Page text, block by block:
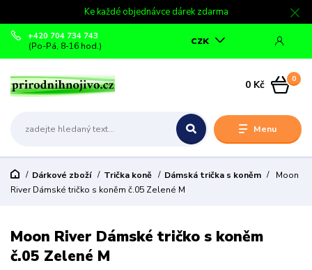
Ke každé objednávce dárek zdarma
Menu
CZK
+420 704 734 743
(Po-Pá, 8-16 hod.)
0
0 Kč
Dárkové zboží Trička koně Dámská trička s koněm
Moon
River Dámské tričko s koněm č.05 Zelené M
Moon River Dámské tričko s koněm
č.05 Zelené M